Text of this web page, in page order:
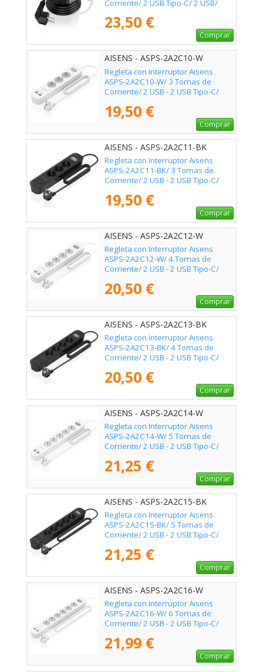
Corriente/ 2 USB Tipo-C/ 2 USB/
23,50 €
Comprar
AISENS - ASPS-2A2C10-W
Regleta con Interruptor Aisens
ASPS-2A2C10-W/ 3 Tomas de
Corriente/ 2 USB - 2 USB Tipo-C/
19,50 €
Comprar
AISENS - ASPS-2A2C11-BK
Regleta con Interruptor Aisens
ASPS-2A2C11-BK/ 3 Tomas de
Corriente/ 2 USB - 2 USB Tipo-C/
19,50 €
Comprar
AISENS - ASPS-2A2C12-W
Regleta con Interruptor Aisens
ASPS-2A2C12-W/ 4 Tomas de
Corriente/ 2 USB - 2 USB Tipo-C/
20,50 €
Comprar
AISENS - ASPS-2A2C13-BK
Regleta con Interruptor Aisens
ASPS-2A2C13-BK/ 4 Tomas de
Corriente/ 2 USB - 2 USB Tipo-C/
20,50 €
Comprar
AISENS - ASPS-2A2C14-W
Regleta con Interruptor Aisens
ASPS-2A2C14-W/ 5 Tomas de
Corriente/ 2 USB - 2 USB Tipo-C/
21,25 €
Comprar
AISENS - ASPS-2A2C15-BK
Regleta con Interruptor Aisens
ASPS-2A2C15-BK/ 5 Tomas de
Corriente/ 2 USB - 2 USB Tipo-C/
21,25 €
Comprar
AISENS - ASPS-2A2C16-W
Regleta con Interruptor Aisens
ASPS-2A2C16-W/ 6 Tomas de
Corriente/ 2 USB - 2 USB Tipo-C/
21,99 €
Comprar